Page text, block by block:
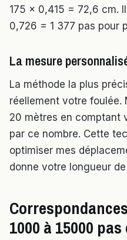
175 × 0,415 = 72,6 cm.
0,726 = 1 377 pas pour
La mesure
La méthode la plus
réellement votre foulée.
20 mètres en comptant
par ce nombre. Cette
optimiser mes
donne votre longueur
1000 à 15000